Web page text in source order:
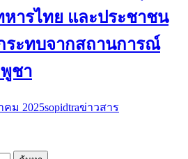
หารไทย และประชาชน
ะทบจากสถานการณ์
ชา
คม 2025sopidtraข่าวสาร